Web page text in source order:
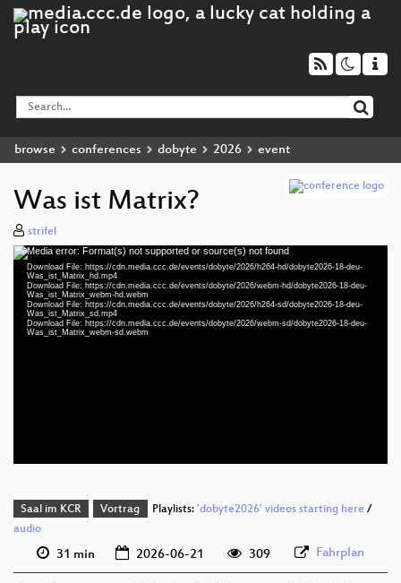
browse conferences dobyte 2026 event
Was ist Matrix?
strifel
Video
Player
Media error: Format(s) not supported or source(s) not found
Download File: https://cdn.media.ccc.de/events/dobyte/2026/h264-hd/dobyte2026-18-deu-
Was_ist_Matrix_hd.mp4
Download File: https://cdn.media.ccc.de/events/dobyte/2026/webm-hd/dobyte2026-18-deu-
Was_ist_Matrix_webm-hd.webm
Download File: https://cdn.media.ccc.de/events/dobyte/2026/h264-sd/dobyte2026-18-deu-
Was_ist_Matrix_sd.mp4
Download File: https://cdn.media.ccc.de/events/dobyte/2026/webm-sd/dobyte2026-18-deu-
Was_ist_Matrix_webm-sd.webm
Saal im KCR Vortrag Playlists: 'dobyte2026' videos starting here/
audio
31 min 2026-06-21 309 Fahrplan